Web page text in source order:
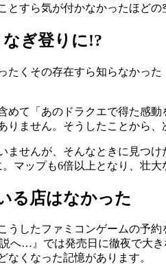
とすら気が付かなかったほどの
ぎ登りに!?
たくその存在すら知らなかっ
めて「あのドラクエで得た感
りません。そうしたことから
ませんが、そんなときに見つ
マップも6倍以上となり、壮
る店はなかった
うしたファミコンゲームの予
へ…』では発売日に徹夜で大
くなった記憶があります。